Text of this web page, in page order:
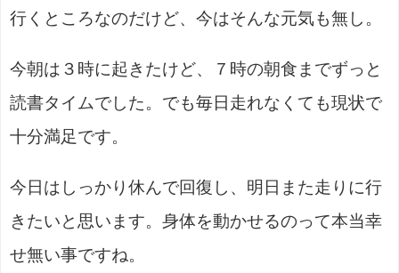
行くところなのだけど、今はそんな元気も無し。
今朝は３時に起きたけど、７時の朝食までずっと
読書タイムでした。でも毎日走れなくても現状で
十分満足です。
今日はしっかり休んで回復し、明日また走りに行
きたいと思います。身体を動かせるのって本当幸
せ無い事ですね。